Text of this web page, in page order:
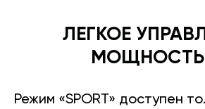
ЛЕГКОЕ
Режим «SPORT» доступен